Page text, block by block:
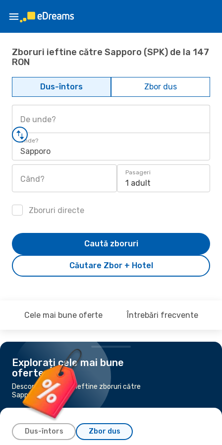
Zboruri ieftine către Sapporo (SPK) de la 147
RON
Dus-întors Zbor dus
De unde?
Unde?
Sapporo
Când?
Pasageri
1 adult
Zboruri directe
Căutare Zbor + Hotel
Caută zboruri
Cele mai bune oferte Întrebări frecvente
Explorați cele mai bune
oferte
Descoperă cele mai ieftine zboruri către
Sapporo
Dus-întors Zbor dus